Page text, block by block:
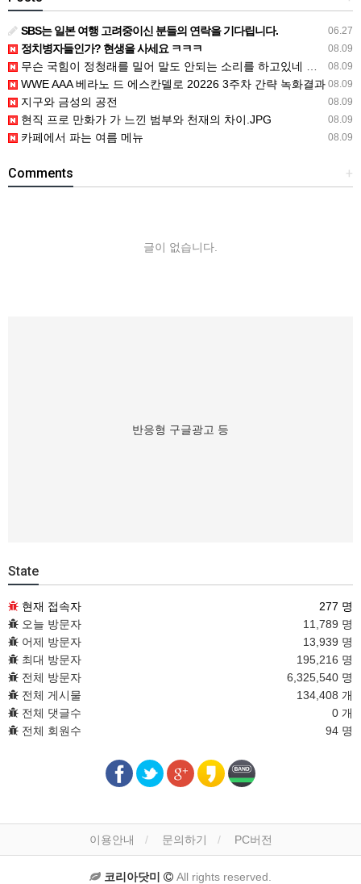
06.27
SBS는 일본 여행 고려중이신 분들의 연락을 기다립니다.
08.09
정치병자들인가? 현생을 사세요 ㅋㅋㅋ
08.09
무슨 국힘이 정청래를 밀어 말도 안되는 소리를 하고있네 공작을 하려면 좀
08.09
WWE AAA 베라노 드 에스칸델로 20226 3주차 간략 녹화결과
08.09
지구와 금성의 공전
08.09
현직 프로 만화가 가 느낀 범부와 천재의 차이.JPG
08.09
카페에서 파는 여름 메뉴
+
Comments
글이 없습니다.
반응형 구글광고 등
State
현재 접속자
277 명
오늘 방문자
11,789 명
어제 방문자
13,939 명
최대 방문자
195,216 명
전체 방문자
6,325,540 명
전체 게시물
134,408 개
전체 댓글수
0 개
전체 회원수
94 명
이용안내 문의하기 PC버전
코리아닷미 All rights reserved.